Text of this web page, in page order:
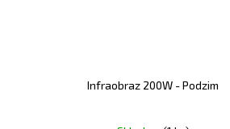
Infraobraz 200W - Podzim